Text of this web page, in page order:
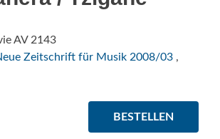
AV 2143
Zeitschrift für Musik 2008/03 ,
BESTELLEN